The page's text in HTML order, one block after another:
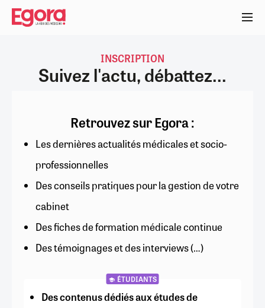
Aller
contenu
INSCRIPTION
Suivez l'actu, débattez...
Retrouvez sur Egora :
Les dernières actualités médicales et socio-
professionnelles
Des conseils pratiques pour la gestion de votre
cabinet
Des fiches de formation médicale continue
Des témoignages et des interviews (…)
ÉTUDIANTS
Des contenus dédiés aux études de